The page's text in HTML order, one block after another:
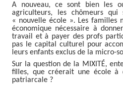
A nouveau, ce sont bien les
agriculteurs, les chômeurs qui
« nouvelle école ». Les familles
économique nécessaire à
travail et à payer des profs
pas le capital culturel pour
leurs enfants exclus de la micro-
Sur la question de la MIXITÉ,
filles, que créerait une école à
patriarcale ?